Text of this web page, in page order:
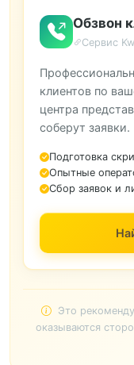
Обзвон
Сервис
клиентов по
центра
соберут заявки.
Подготовка
Опытные
Сбор заявок и
Это
оказываются